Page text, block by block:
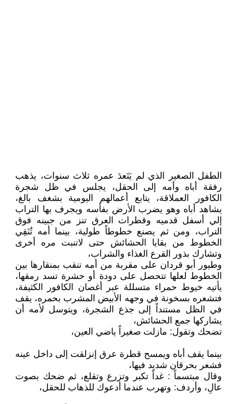
الطفل الصغير الذي لم يَتَعدَ عمره ثلاث سنوات، يذهب
رفقة أباه وأمه إلى الحقل، يجلس في ظل شجرة
الكافور العملاقة، يتابع أعمالهم اليومية بشغف بالغ،
يشاهد أباه وهو يضرب الأرض بفأسه ويجرف بها التراب
إلي أسفل قدميه وقطرات العرق تنز من جبينه فوق
التراب، ومن ثم يصنع خطوطاً طولية، بينما أمه تُنَقِي
الخطوط من بقايا الحشائش حتى لاتنبت مره أخرى
وتشارك بذور القرع الغذاء والشراب،
وطيور أبو قردان على مقربة من أمه تنقب بمنقارها بين
الخطوط لعلها تتحصل على دودة أو حشرة تسد رمقها،
يأتيه خيوط حمراء متسللة عبر أغصان الكافور الكثيفة،
فتشعره بسخونة في وجهه الأبيض المشرب بحمره، يقف
في الظل مستنداً إلى جذع الشجرة، ويتوسل لأمه أن
يشاركها جمع الحشائش،
تضحك وتقول: مازلت صغيراً ياضي العين،
بينما يقف أباه ويمسح قطرة عرق إنزلقت إلى داخل عينه
فشعر بحرقان شديد فيها،
وقال مبتسماً : غداً تكبر وتزرع وتقلع، ثم ضحك بصوت
عالِ، وأردف: وتهرب عندما أدعوك للذهاب للحقل،